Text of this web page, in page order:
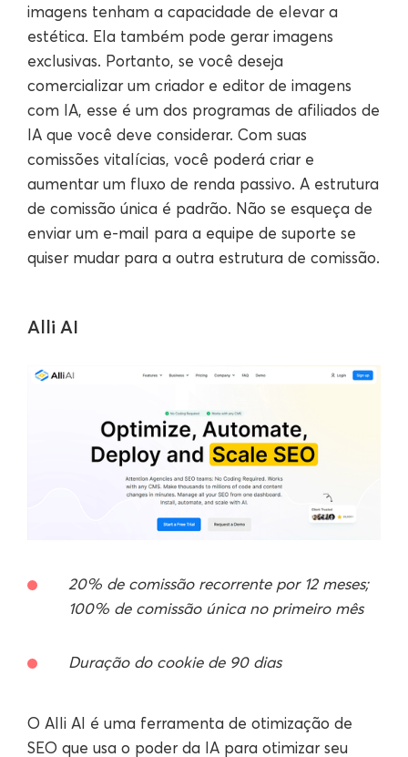
imagens tenham a capacidade de elevar a
estética. Ela também pode gerar imagens
exclusivas. Portanto, se você deseja
comercializar um criador e editor de imagens
com IA, esse é um dos programas de afiliados de
IA que você deve considerar. Com suas
comissões vitalícias, você poderá criar e
aumentar um fluxo de renda passivo. A estrutura
de comissão única é padrão. Não se esqueça de
enviar um e-mail para a equipe de suporte se
quiser mudar para a outra estrutura de comissão.
Alli AI
20% de comissão recorrente por 12 meses;
100% de comissão única no primeiro mês
Duração do cookie de 90 dias
O Alli AI é uma ferramenta de otimização de
SEO que usa o poder da IA para otimizar seu